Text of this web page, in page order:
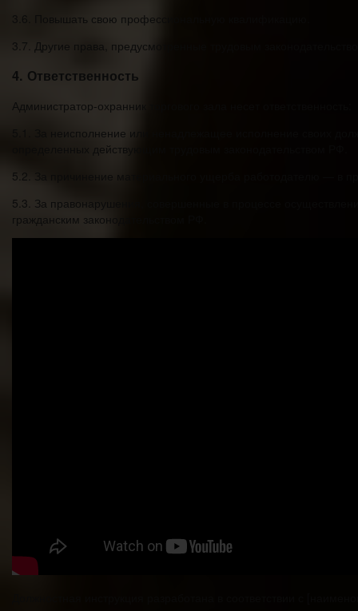
3.6. Повышать свою профессиональную квалификацию.
3.7. Другие права, предусмотренные трудовым
4. Ответственность
Администратор-охранник торгового зала несет ответственность:
5.1. За неисполнение или ненадлежащее исполнение своих
определенных действующим трудовым законодательством РФ.
5.2. За причинение материального ущерба работодателю — в
5.3. За правонарушения, совершенные в процессе
гражданским законодательством РФ.